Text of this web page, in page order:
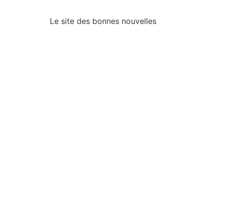
Le site des bonnes nouvelles